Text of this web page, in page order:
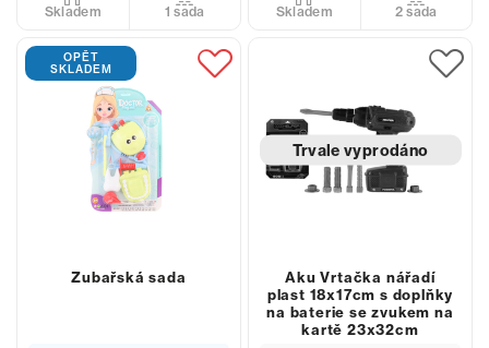
Skladem 1 sada Skladem 2 sada
OPĚT
SKLADEM
Zubařská sada
Trvale vyprodáno
Aku Vrtačka nářadí
plast 18x17cm s doplňky
na baterie se zvukem na
kartě 23x32cm